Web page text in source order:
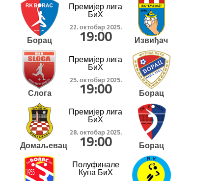
Борац
Премијер лига
БиХ
22. октобар 2025.
19:00 Извиђач
Слога
Премијер лига
БиХ
25. октобар 2025.
19:00 Борац
Домаљевац
Премијер лига
БиХ
28. октобар 2025.
19:00
Борац
Полуфинале
Купа БиХ